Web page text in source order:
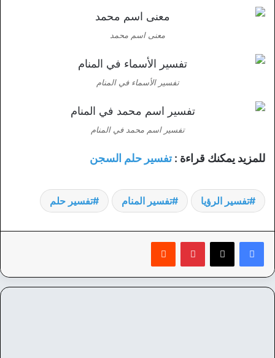
معنى اسم محمد
تفسير الأسماء في المنام
تفسير اسم محمد في المنام
للمزيد يمكنك قراءة :تفسير حلم السجن
تفسير الرؤيا تفسير المنام تفسير حلم
بينتيريست